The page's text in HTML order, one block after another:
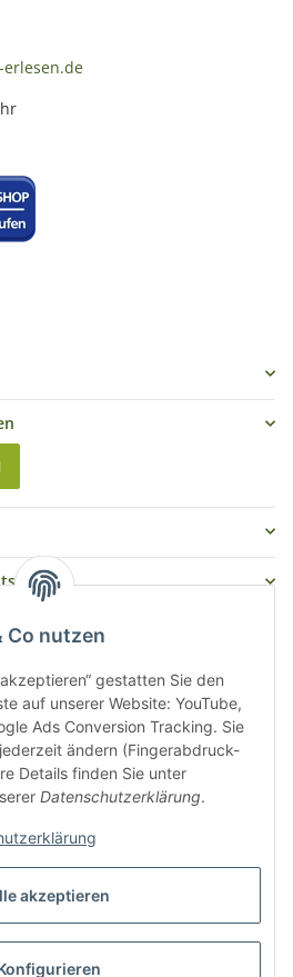
Co nutzen
gestatten Sie den
auf unserer Website: YouTube,
Ads Conversion Tracking. Sie
ändern (Fingerabdruck-
Details finden Sie unter
Datenschutzerklärung.
akzeptieren
in Österreich